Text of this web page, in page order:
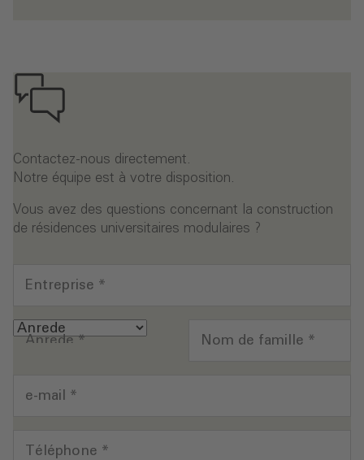
Contactez-nous directement.
Notre équipe est à votre disposition.
Vous avez des questions concernant la construction
de résidences universitaires modulaires ?
Entreprise *
Anrede* Nom de famille *
e-mail *
Téléphone *